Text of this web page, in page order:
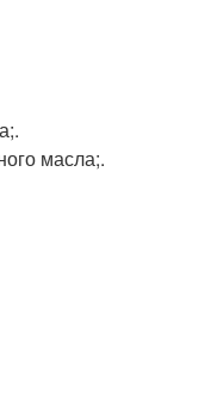
масла;.